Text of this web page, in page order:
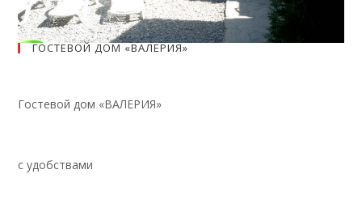
ГОСТЕВОЙ ДОМ «ВАЛЕРИЯ»
Гостевой дом «ВАЛЕРИЯ»
с удобствами